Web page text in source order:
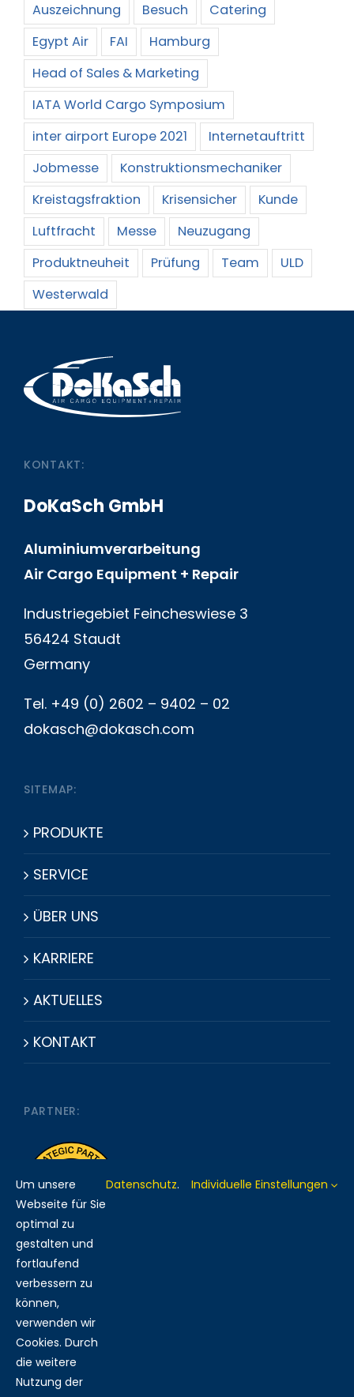
Auszeichnung
Besuch
Catering
Egypt Air
FAI
Hamburg
Head of Sales & Marketing
IATA World Cargo Symposium
inter airport Europe 2021
Internetauftritt
Jobmesse
Konstruktionsmechaniker
Kreistagsfraktion
Krisensicher
Kunde
Luftfracht
Messe
Neuzugang
Produktneuheit
Prüfung Team
ULD
Westerwald
KONTAKT:
DoKaSch GmbH
Aluminiumverarbeitung
Air Cargo Equipment + Repair
Industriegebiet Feincheswiese 3
56424 Staudt
Germany
Tel. +49 (0) 2602 – 9402 – 02
dokasch@dokasch.com
SITEMAP:
PRODUKTE
SERVICE
ÜBER UNS
KARRIERE
AKTUELLES
KONTAKT
PARTNER:
MITGLIED BEI:
Um unsere
Webseite für Sie
optimal zu
gestalten und
fortlaufend
verbessern zu
können,
verwenden wir
Cookies. Durch
die weitere
Nutzung der
Datenschutz. Individuelle Einstellungen